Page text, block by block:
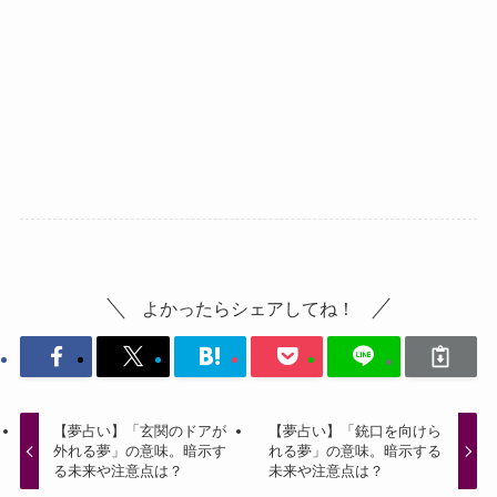
よかったらシェアしてね！
【夢占い】「玄関のドアが
外れる夢」の意味。暗示す
る未来や注意点は？
【夢占い】「銃口を向けら
れる夢」の意味。暗示する
未来や注意点は？